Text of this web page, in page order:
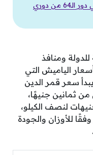
موعد مواجهة بيراميدز ضد جورماهيا في دور الـ64 من دوري
للدولة ومنافذ
2026 قائمة بأسعار الياميش التي
سعر قمر الدين
ثمانين جنيهًا،
لنصف الكيلو،
للأوزان والجودة